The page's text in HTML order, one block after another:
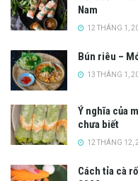
Nam
12 THÁNG 1,
Bún riêu –
13 THÁNG 1,
Ý nghĩa của
chưa biết
12 THÁNG 12,
Cách tỉa cà